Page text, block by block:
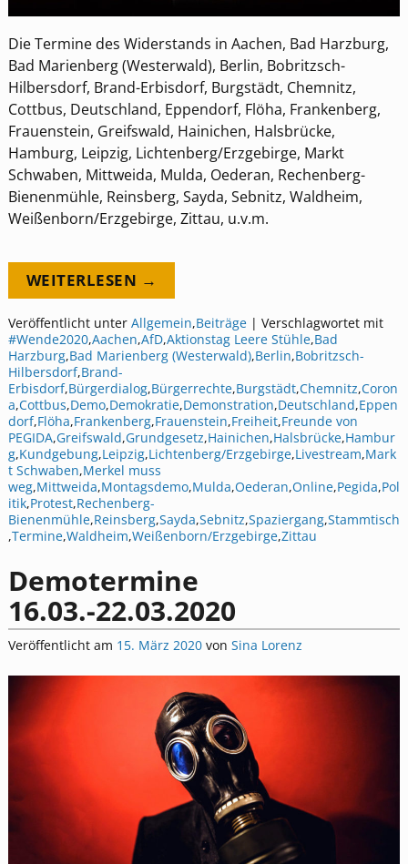
Die Termine des Widerstands in Aachen, Bad Harzburg,
Bad Marienberg (Westerwald), Berlin, Bobritzsch-
Hilbersdorf, Brand-Erbisdorf, Burgstädt, Chemnitz,
Cottbus, Deutschland, Eppendorf, Flöha, Frankenberg,
Frauenstein, Greifswald, Hainichen, Halsbrücke,
Hamburg, Leipzig, Lichtenberg/Erzgebirge, Markt
Schwaben, Mittweida, Mulda, Oederan, Rechenberg-
Bienenmühle, Reinsberg, Sayda, Sebnitz, Waldheim,
Weißenborn/Erzgebirge, Zittau, u.v.m.
WEITERLESEN →
Veröffentlicht unter Allgemein,Beiträge| Verschlagwortet mit
#Wende2020,Aachen,AfD,Aktionstag Leere Stühle,Bad
Harzburg,Bad Marienberg (Westerwald),Berlin,Bobritzsch-
Hilbersdorf,Brand-
Erbisdorf,Bürgerdialog,Bürgerrechte,Burgstädt,Chemnitz,Coron
a,Cottbus,Demo,Demokratie,Demonstration,Deutschland,Eppen
dorf,Flöha,Frankenberg,Frauenstein,Freiheit,Freunde von
PEGIDA,Greifswald,Grundgesetz,Hainichen,Halsbrücke,Hambur
g,Kundgebung,Leipzig,Lichtenberg/Erzgebirge,Livestream,Mark
t Schwaben,Merkel muss
weg,Mittweida,Montagsdemo,Mulda,Oederan,Online,Pegida,Pol
itik,Protest,Rechenberg-
Bienenmühle,Reinsberg,Sayda,Sebnitz,Spaziergang,Stammtisch
,Termine,Waldheim,Weißenborn/Erzgebirge,Zittau
Demotermine
16.03.-22.03.2020
Veröffentlicht am 15. März 2020 von Sina Lorenz